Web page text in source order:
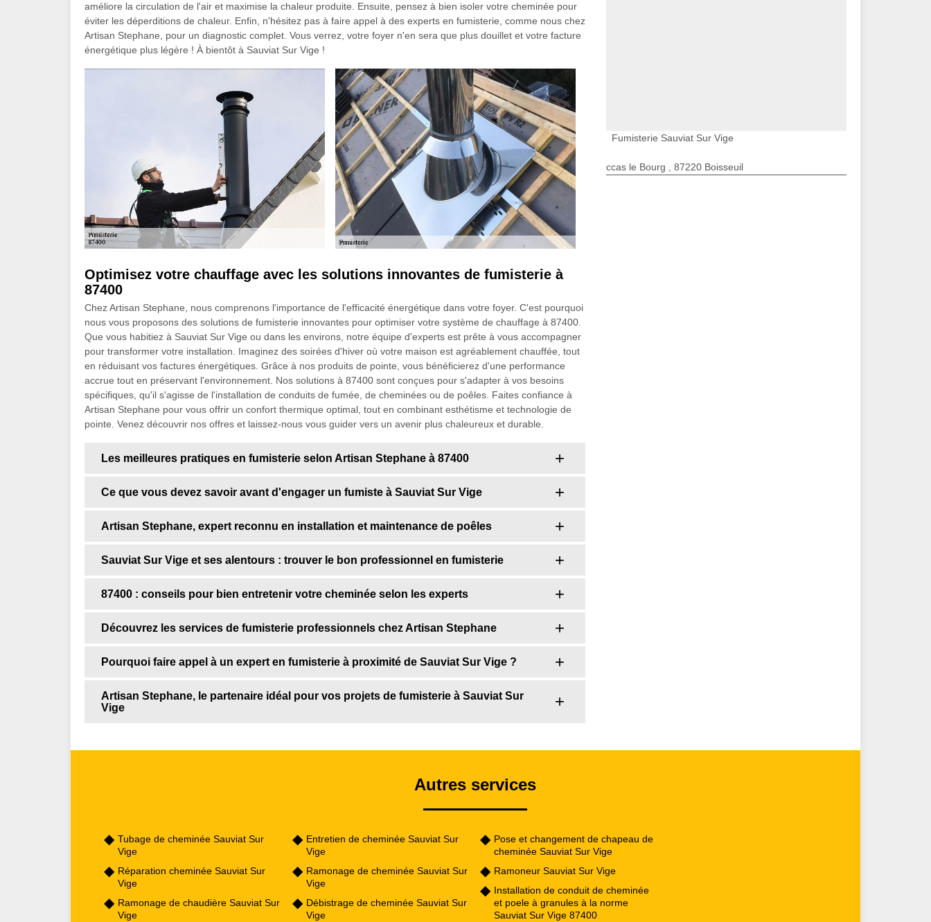
améliore la circulation de l'air et maximise la chaleur produite. Ensuite, pensez à bien isoler votre cheminée pour
éviter les déperditions de chaleur. Enfin, n'hésitez pas à faire appel à des experts en fumisterie, comme nous chez
Artisan Stephane, pour un diagnostic complet. Vous verrez, votre foyer n'en sera que plus douillet et votre facture
énergétique plus légère ! À bientôt à Sauviat Sur Vige !
Optimisez votre chauffage avec les solutions innovantes de fumisterie à
87400
Chez Artisan Stephane, nous comprenons l'importance de l'efficacité énergétique dans votre foyer. C'est pourquoi
nous vous proposons des solutions de fumisterie innovantes pour optimiser votre système de chauffage à 87400.
Que vous habitiez à Sauviat Sur Vige ou dans les environs, notre équipe d'experts est prête à vous accompagner
pour transformer votre installation. Imaginez des soirées d'hiver où votre maison est agréablement chauffée, tout
en réduisant vos factures énergétiques. Grâce à nos produits de pointe, vous bénéficierez d'une performance
accrue tout en préservant l'environnement. Nos solutions à 87400 sont conçues pour s'adapter à vos besoins
spécifiques, qu'il s'agisse de l'installation de conduits de fumée, de cheminées ou de poêles. Faites confiance à
Artisan Stephane pour vous offrir un confort thermique optimal, tout en combinant esthétisme et technologie de
pointe. Venez découvrir nos offres et laissez-nous vous guider vers un avenir plus chaleureux et durable.
Les meilleures pratiques en fumisterie selon Artisan Stephane à 87400
Ce que vous devez savoir avant d'engager un fumiste à Sauviat Sur Vige
Artisan Stephane, expert reconnu en installation et maintenance de poêles
Sauviat Sur Vige et ses alentours : trouver le bon professionnel en fumisterie
87400 : conseils pour bien entretenir votre cheminée selon les experts
Découvrez les services de fumisterie professionnels chez Artisan Stephane
Pourquoi faire appel à un expert en fumisterie à proximité de Sauviat Sur Vige ?
Artisan Stephane, le partenaire idéal pour vos projets de fumisterie à Sauviat Sur
Vige
Fumisterie Sauviat Sur Vige
ccas le Bourg , 87220 Boisseuil
Autres services
Tubage de cheminée Sauviat Sur
Vige
Réparation cheminée Sauviat Sur
Vige
Ramonage de chaudière Sauviat Sur
Vige
Entretien de cheminée Sauviat Sur
Vige
Ramonage de cheminée Sauviat Sur
Vige
Débistrage de cheminée Sauviat Sur
Vige
Pose et changement de chapeau de
cheminée Sauviat Sur Vige
Ramoneur Sauviat Sur Vige
Installation de conduit de cheminée
et poele à granules à la norme
Sauviat Sur Vige 87400